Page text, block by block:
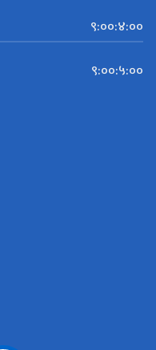
९:००:४:००
९:००:५:००